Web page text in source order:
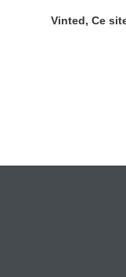
Vinted, Ce